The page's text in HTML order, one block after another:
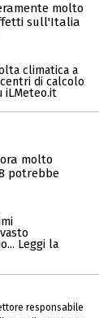
molto
sull'Italia
climatica a
di calcolo
iLMeteo.it
molto
potrebbe
Leggi la
responsabile